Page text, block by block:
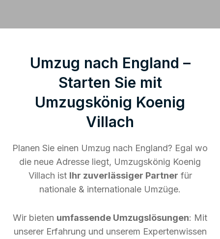
Umzug nach England –
Starten Sie mit
Umzugskönig Koenig
Villach
Planen Sie einen Umzug nach England? Egal wo
die neue Adresse liegt, Umzugskönig Koenig
Villach ist Ihr zuverlässiger Partner für
nationale & internationale Umzüge.
Wir bieten umfassende Umzugslösungen: Mit
unserer Erfahrung und unserem Expertenwissen